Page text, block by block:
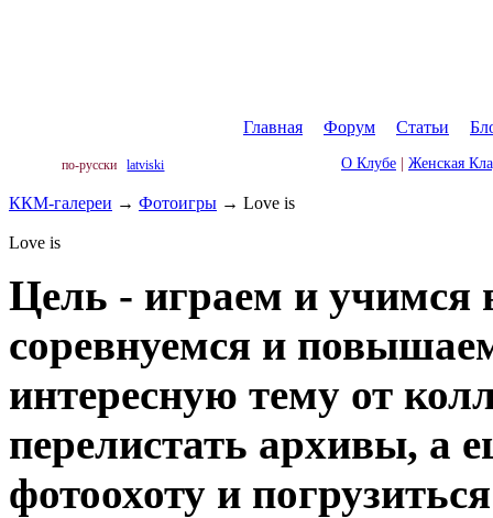
Главная Форум Статьи
по-русски latviski О Клубе Женская
ККМ-галереи → Фотоигры → Love is
Love is
Цель - играем и учимся
соревнуемся и
интересную тему от
перелистать архивы, а
фотоохоту и